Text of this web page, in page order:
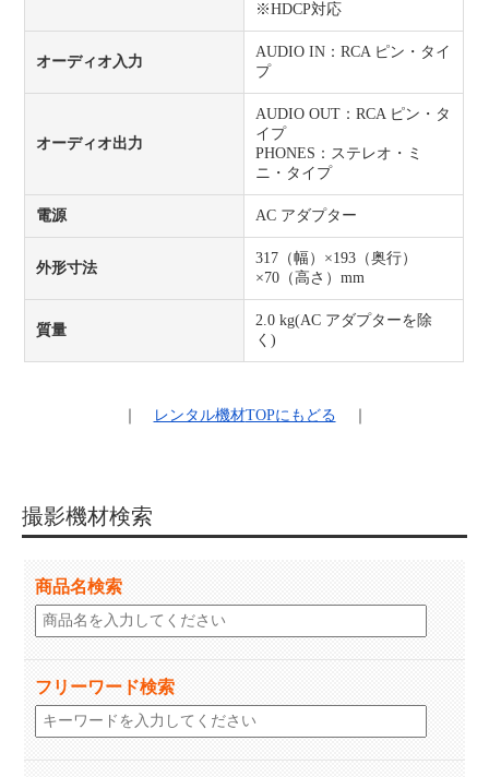
※HDCP対応
オーディオ入力
AUDIO IN：RCA ピン・タイ
プ
オーディオ出力
AUDIO OUT：RCA ピン・タ
イプ
PHONES：ステレオ・ミ
ニ・タイプ
電源 AC アダプター
外形寸法
317（幅）×193（奥行）
×70（高さ）mm
質量
2.0 kg(AC アダプターを除
く)
レンタル機材TOPにもどる
撮影機材検索
商品名検索
フリーワード検索